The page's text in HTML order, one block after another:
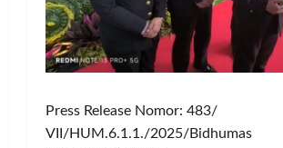
Press Release Nomor: 483/
VII/HUM.6.1.1./2025/Bidhumas